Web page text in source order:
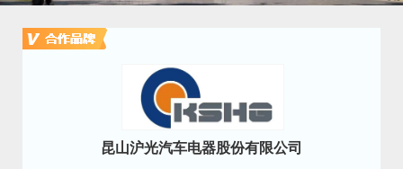
昆山沪光汽车电器股份有限公司